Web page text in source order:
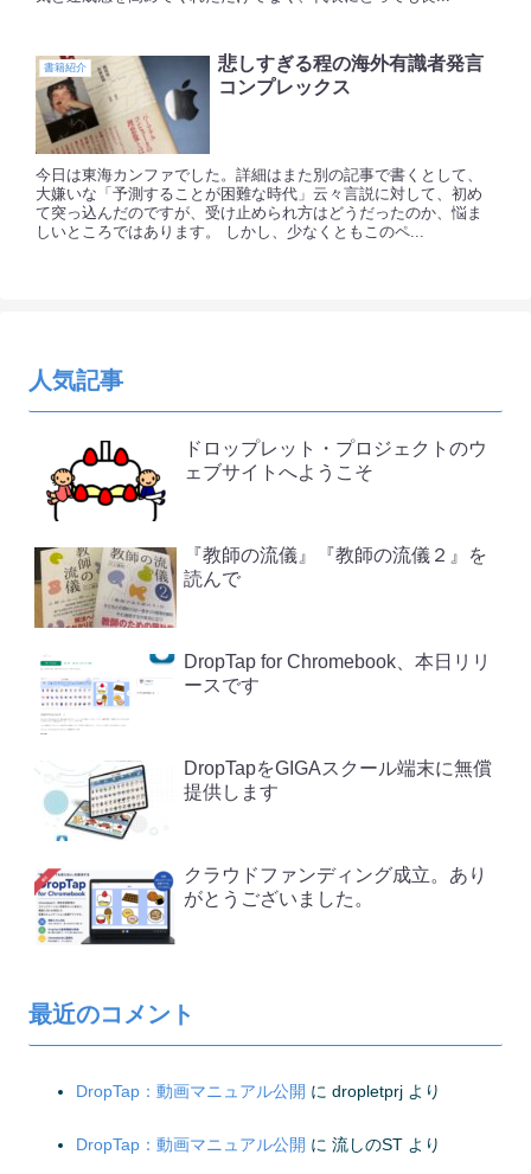
書籍紹介
悲しすぎる程の海外有識者発言
コンプレックス
今日は東海カンファでした。詳細はまた別の記事で書くとして、
大嫌いな「予測することが困難な時代」云々言説に対して、初め
て突っ込んだのですが、受け止められ方はどうだったのか、悩ま
しいところではあります。 しかし、少なくともこのペ...
人気記事
ドロップレット・プロジェクトのウ
ェブサイトへようこそ
『教師の流儀』『教師の流儀２』を
読んで
DropTap for Chromebook、本日リリ
ースです
DropTapをGIGAスクール端末に無償
提供します
クラウドファンディング成立。あり
がとうございました。
最近のコメント
DropTap：動画マニュアル公開 に dropletprj より
DropTap：動画マニュアル公開 に 流しのST より